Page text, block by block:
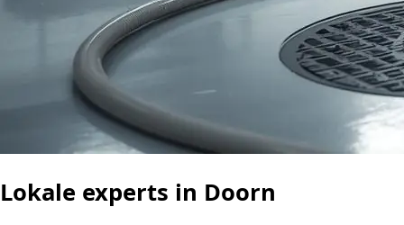
Lokale experts in Doorn